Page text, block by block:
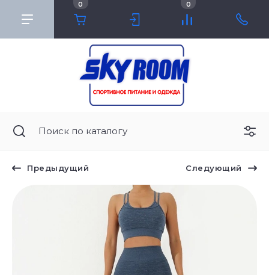
0 0
Предыдущий Следующий